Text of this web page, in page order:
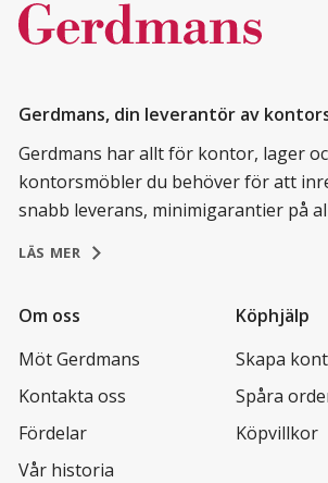
Gerdmans, din leverantör av
Gerdmans har allt för kontor, lager
kontorsmöbler du behöver för att
snabb leverans, minimigarantier på
LÄS MER
Om oss
Möt Gerdmans
Kontakta oss
Fördelar
Vår historia
Köphjälp
Skapa
Spåra
Köpvillkor